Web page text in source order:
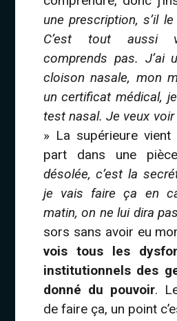
une prescription, s’il
C’est tout aussi
comprends pas. J’ai
cloison nasale, mon
un certificat médical,
test nasal. Je veux
» La supérieure
part dans une
désolée, c’est la
je vais faire ça en
matin, on ne lui dira pas
sors sans avoir eu
vois tous les
institutionnels des
donné du pouvoir.
de faire ça, un point